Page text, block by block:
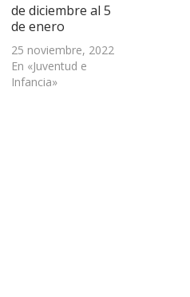
de diciembre al 5
de enero
25 noviembre, 2022
En «Juventud e
Infancia»